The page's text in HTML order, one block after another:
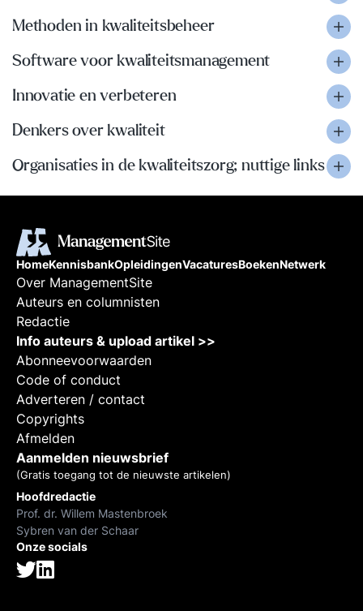
Methoden in kwaliteitsbeheer
Software voor kwaliteitsmanagement
Innovatie en verbeteren
Denkers over kwaliteit
Organisaties in de kwaliteitszorg; nuttige links
HomeKennisbankOpleidingenVacaturesBoekenNetwerk
Over ManagementSite
Auteurs en columnisten
Redactie
Info auteurs & upload artikel >>
Abonneevoorwaarden
Code of conduct
Adverteren / contact
Copyrights
Afmelden
Aanmelden nieuwsbrief
(Gratis toegang tot de nieuwste artikelen)
Hoofdredactie
Prof. dr. Willem Mastenbroek
Sybren van der Schaar
Onze socials